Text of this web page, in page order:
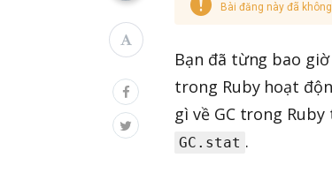
Bài đăng này đã
Bạn đã từng bao
trong Ruby hoạt
gì về GC trong
GC.stat .